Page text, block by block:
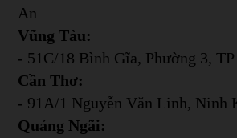
An
Vũng Tàu:
- 51C/18 Bình Gĩa, Phường 3,
Cần Thơ:
- 91A/1 Nguyễn Văn Linh, Ninh
Quảng Ngãi: